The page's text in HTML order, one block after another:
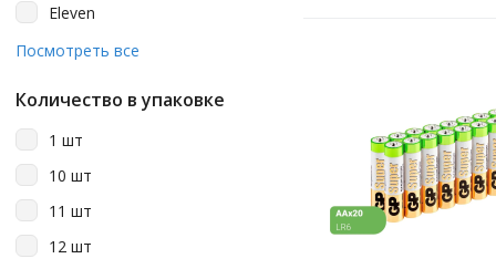
Eleven
Energizer
Посмотреть все
Количество в упаковке
1 шт
10 шт
11 шт
12 шт